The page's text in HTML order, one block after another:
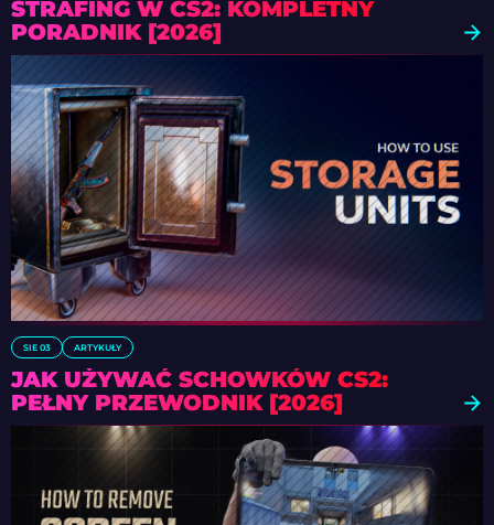
STRAFING W CS2: KOMPLETNY
PORADNIK [2026]
SIE 03 ARTYKUŁY
JAK UŻYWAĆ SCHOWKÓW CS2:
PEŁNY PRZEWODNIK [2026]